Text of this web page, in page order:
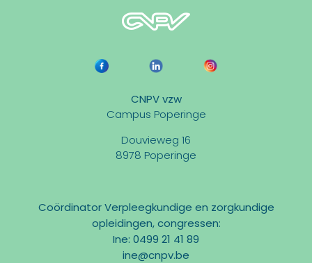
CNPV vzw
Campus Poperinge
Douvieweg 16
8978 Poperinge
Coördinator Verpleegkundige en zorgkundige
opleidingen, congressen:
Ine: 0499 21 41 89
ine@cnpv.be